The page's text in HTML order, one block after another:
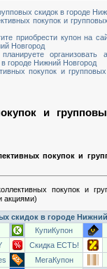
скидок в городе
покупок и
приобрести купон на
Новгород
организовать
городе Нижний Новгород
покупок и
и
покупок и
покупок и
акциями)
скидок в городе
КупиКупон
Скидка ЕСТЬ!
МегаКупон